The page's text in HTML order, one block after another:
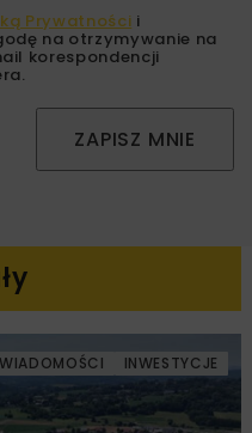
Prywatności i
na otrzymywanie na
korespondencji
ZAPISZ MNIE
WIADOMOŚCI INWESTYCJE